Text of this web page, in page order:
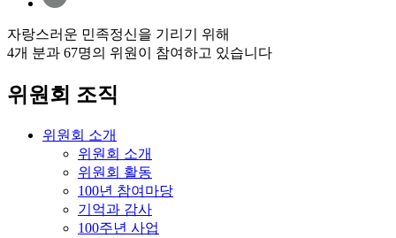
자랑스러운 민족정신을 기리기 위해
4개 분과 67명의 위원이 참여하고 있습니다
위원회 조직
위원회 소개
위원회 소개
위원회 활동
100년 참여마당
기억과 감사
100주년 사업